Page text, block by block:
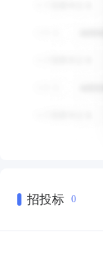
招投标 0